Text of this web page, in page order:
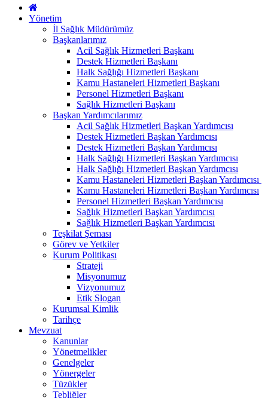
Yönetim
İl Sağlık Müdürümüz
Başkanlarımız
Acil Sağlık Hizmetleri Başkanı
Destek Hizmetleri Başkanı
Halk Sağlığı Hizmetleri Başkanı
Kamu Hastaneleri Hizmetleri Başkanı
Personel Hizmetleri Başkanı
Sağlık Hizmetleri Başkanı
Başkan Yardımcılarımız
Acil Sağlık Hizmetleri Başkan Yardımcısı
Destek Hizmetleri Başkan Yardımcısı
Destek Hizmetleri Başkan Yardımcısı
Halk Sağlığı Hizmetleri Başkan Yardımcısı
Halk Sağlığı Hizmetleri Başkan Yardımcısı
Kamu Hastaneleri Hizmetleri Başkan Yardımcısı ​
Kamu Hastaneleri Hizmetleri Başkan Yardımcısı
Personel Hizmetleri Başkan Yardımcısı
Sağlık Hizmetleri Başkan Yardımcısı
Sağlık Hizmetleri Başkan Yardımcısı
Teşkilat Şeması
Görev ve Yetkiler
Kurum Politikası
Strateji
Misyonumuz
Vizyonumuz
Etik Slogan
Kurumsal Kimlik
Tarihçe
Mevzuat
Kanunlar
Yönetmelikler
Genelgeler
Yönergeler
Tüzükler
Tebliğler